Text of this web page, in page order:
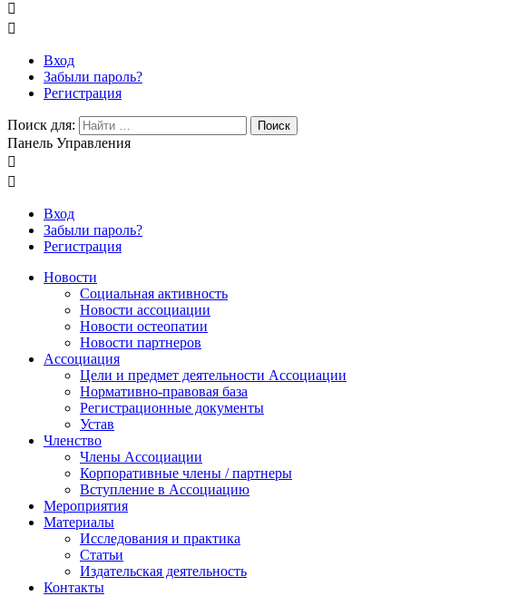


Вход
Забыли пароль?
Регистрация
Поиск для: Поиск
Панель Управления


Вход
Забыли пароль?
Регистрация
Новости
Социальная активность
Новости ассоциации
Новости остеопатии
Новости партнеров
Ассоциация
Цели и предмет деятельности Ассоциации
Нормативно-правовая база
Регистрационные документы
Устав
Членство
Члены Ассоциации
Корпоративные члены / партнеры
Вступление в Ассоциацию
Мероприятия
Материалы
Исследования и практика
Статьи
Издательская деятельность
Контакты